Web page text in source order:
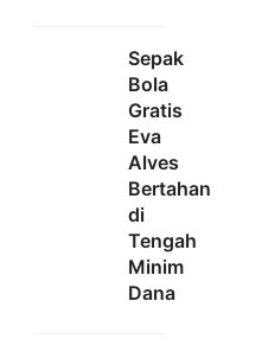
Sepak
Bola
Gratis
Eva
Alves
Bertahan
di
Tengah
Minim
Dana